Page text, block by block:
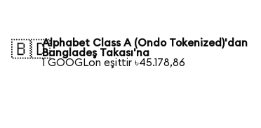
🇧🇩Alphabet Class A (Ondo Tokenized)'dan
Bangladeş Takası'na
1 GOOGLon eşittir ৳45.178,86